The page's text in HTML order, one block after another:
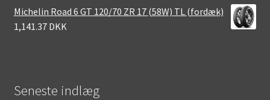
Michelin Road 6 GT 120/70 ZR 17 (58W) TL (fordæk)
1,141.37 DKK
Seneste indlæg